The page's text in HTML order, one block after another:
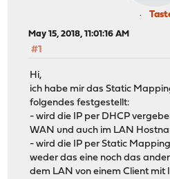
May 15, 2018, 11:01:16 AM
#1
Hi,
ich habe mir das Static
folgendes festgestellt:
- wird die IP per DHCP
WAN und auch im LAN
- wird die IP per Static
weder das eine noch das
dem LAN von einem Client mit